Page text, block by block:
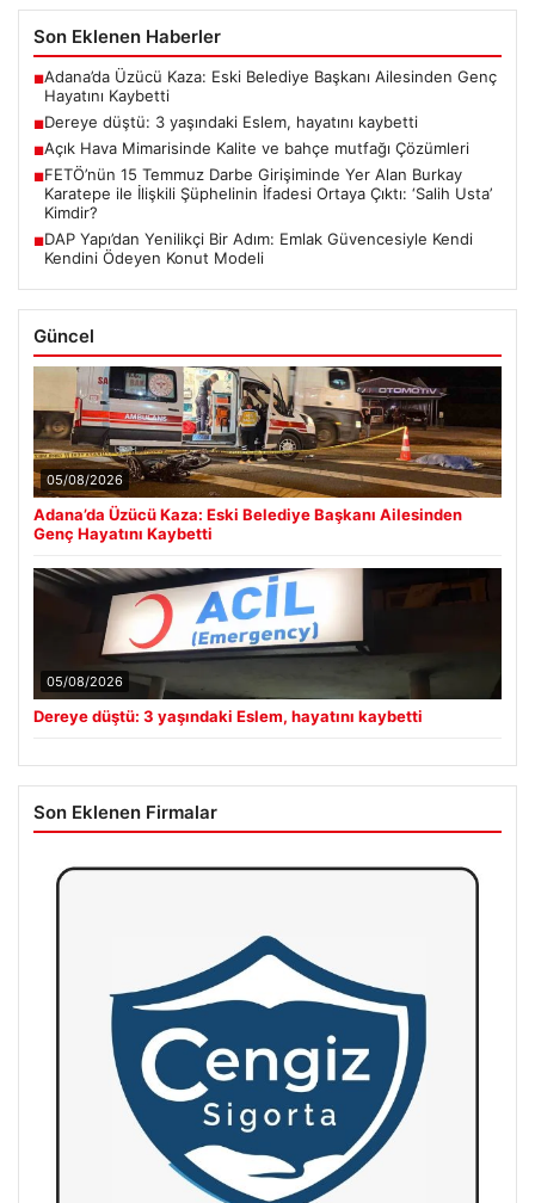
Son Eklenen Haberler
■Adana’da Üzücü Kaza: Eski Belediye Başkanı Ailesinden Genç
Hayatını Kaybetti
■Dereye düştü: 3 yaşındaki Eslem, hayatını kaybetti
■Açık Hava Mimarisinde Kalite ve bahçe mutfağı Çözümleri
■FETÖ’nün 15 Temmuz Darbe Girişiminde Yer Alan Burkay
Karatepe ile İlişkili Şüphelinin İfadesi Ortaya Çıktı: ‘Salih Usta’
Kimdir?
■DAP Yapı’dan Yenilikçi Bir Adım: Emlak Güvencesiyle Kendi
Kendini Ödeyen Konut Modeli
Güncel
05/08/2026
Adana’da Üzücü Kaza: Eski Belediye Başkanı Ailesinden
Genç Hayatını Kaybetti
05/08/2026
Dereye düştü: 3 yaşındaki Eslem, hayatını kaybetti
Son Eklenen Firmalar